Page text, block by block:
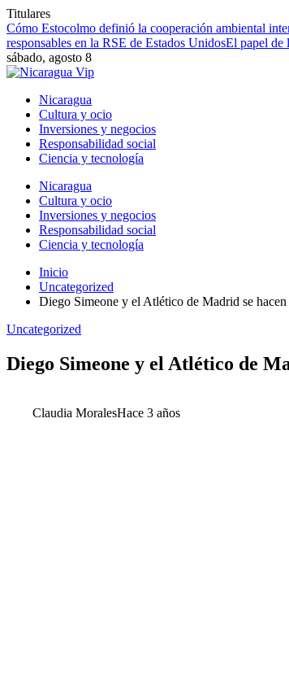
Titulares
Cómo Estocolmo definió la cooperación ambiental
responsables en la RSE de Estados UnidosEl papel de
sábado, agosto 8
Nicaragua
Cultura y ocio
Inversiones y negocios
Responsabilidad social
Ciencia y tecnología
Nicaragua
Cultura y ocio
Inversiones y negocios
Responsabilidad social
Ciencia y tecnología
Inicio
Uncategorized
Diego Simeone y el Atlético de Madrid se
Uncategorized
Diego Simeone y el Atlético de
Claudia MoralesHace 3 años